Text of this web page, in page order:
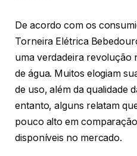
De acordo com os
Torneira Elétrica
uma verdadeira revolução
de água. Muitos elogiam
de uso, além da qualidade
entanto, alguns relatam
pouco alto em
disponíveis no mercado.